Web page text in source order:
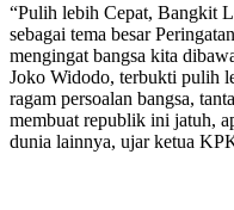
“Pulih lebih Cepat, Bangkit
sebagai tema besar
mengingat bangsa kita
Joko Widodo, terbukti pulih
ragam persoalan bangsa,
membuat republik ini jatuh,
dunia lainnya, ujar ketua